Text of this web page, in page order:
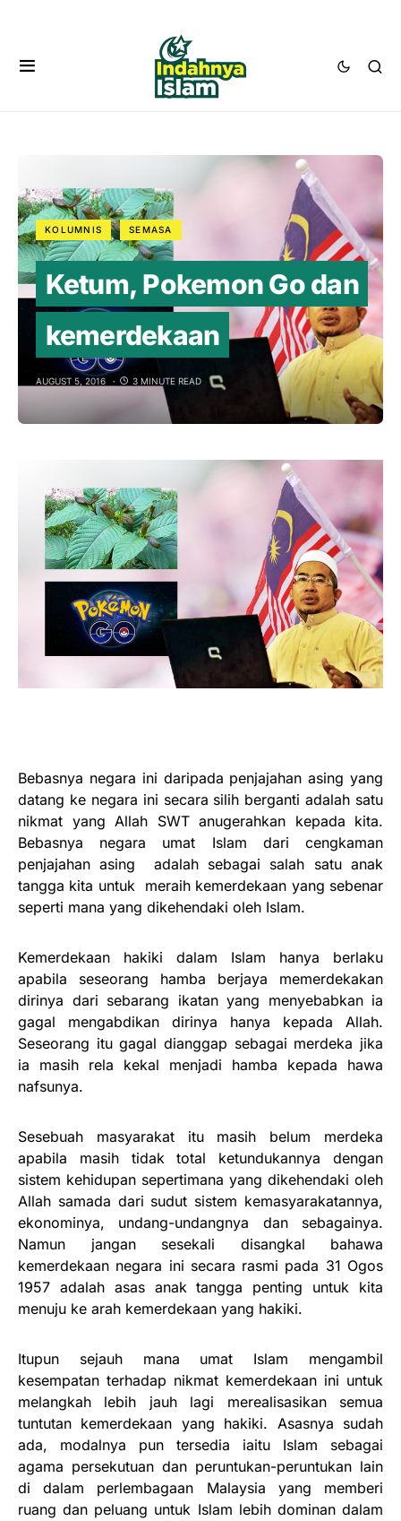
KOLUMNIS SEMASA
Ketum, Pokemon Go dan
kemerdekaan
AUGUST 5, 2016 3 MINUTE READ
Bebasnya negara ini daripada penjajahan asing yang
datang ke negara ini secara silih berganti adalah satu
nikmat yang Allah SWT anugerahkan kepada kita.
Bebasnya negara umat Islam dari cengkaman
penjajahan asing adalah sebagai salah satu anak
tangga kita untuk meraih kemerdekaan yang sebenar
seperti mana yang dikehendaki oleh Islam.
Kemerdekaan hakiki dalam Islam hanya berlaku
apabila seseorang hamba berjaya memerdekakan
dirinya dari sebarang ikatan yang menyebabkan ia
gagal mengabdikan dirinya hanya kepada Allah.
Seseorang itu gagal dianggap sebagai merdeka jika
ia masih rela kekal menjadi hamba kepada hawa
nafsunya.
Sesebuah masyarakat itu masih belum merdeka
apabila masih tidak total ketundukannya dengan
sistem kehidupan sepertimana yang dikehendaki oleh
Allah samada dari sudut sistem kemasyarakatannya,
ekonominya, undang-undangnya dan sebagainya.
Namun jangan sesekali disangkal bahawa
kemerdekaan negara ini secara rasmi pada 31 Ogos
1957 adalah asas anak tangga penting untuk kita
menuju ke arah kemerdekaan yang hakiki.
Itupun sejauh mana umat Islam mengambil
kesempatan terhadap nikmat kemerdekaan ini untuk
melangkah lebih jauh lagi merealisasikan semua
tuntutan kemerdekaan yang hakiki. Asasnya sudah
ada, modalnya pun tersedia iaitu Islam sebagai
agama persekutuan dan peruntukan-peruntukan lain
di dalam perlembagaan Malaysia yang memberi
ruang dan peluang untuk Islam lebih dominan dalam